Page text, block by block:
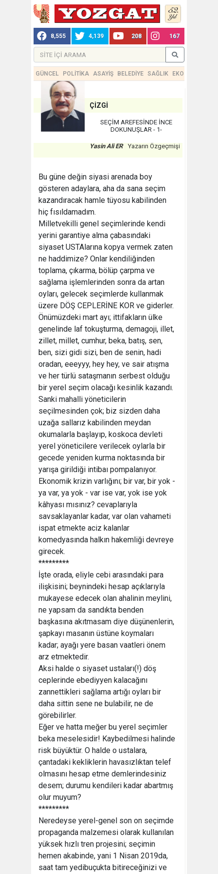
8,555 4,139 208 167
GÜNCEL POLİTİKA ASAYİŞ BELEDİYE SAĞLIK EKONOMİ
ÇİZGİ
SEÇİM AREFESİNDE İNCE
DOKUNUŞLAR - 1-
Yasin Ali ER Yazarın Özgeçmişi
Bu güne değin siyasi arenada boy
gösteren adaylara, aha da sana seçim
kazandıracak hamle tüyosu kabilinden
hiç fısıldamadım.
Milletvekilli genel seçimlerinde kendi
yerini garantiye alma çabasındaki
siyaset USTAlarına kopya vermek zaten
ne haddimize? Onlar kendiliğinden
toplama, çıkarma, bölüp çarpma ve
sağlama işlemlerinden sonra da artan
oyları, gelecek seçimlerde kullanmak
üzere DÖŞ CEPLERİNE KOR ve giderler.
Önümüzdeki mart ayı; ittifakların ülke
genelinde laf tokuşturma, demagoji, illet,
zillet, millet, cumhur, beka, batış, sen,
ben, sizi gidi sizi, ben de senin, hadi
oradan, eeeyyy, hey hey, ve sair atışma
ve her türlü sataşmanın serbest olduğu
bir yerel seçim olacağı kesinlik kazandı.
Sanki mahalli yöneticilerin
seçilmesinden çok; biz sizden daha
uzağa sallarız kabilinden meydan
okumalarla başlayıp, koskoca devleti
yerel yöneticilere verilecek oylarla bir
gecede yeniden kurma noktasında bir
yarışa girildiği intibaı pompalanıyor.
Ekonomik krizin varlığını; bir var, bir yok -
ya var, ya yok - var ise var, yok ise yok
kâhyası mısınız? cevaplarıyla
savsaklayanlar kadar, var olan vahameti
ispat etmekte aciz kalanlar
komedyasında halkın hakemliği devreye
girecek.
*********
İşte orada, eliyle cebi arasındaki para
ilişkisini; beynindeki hesap açıklarıyla
mukayese edecek olan ahalinin meylini,
ne yapsam da sandıkta benden
başkasına akıtmasam diye düşünenlerin,
şapkayı masanın üstüne koymaları
kadar; ayağı yere basan vaatleri önem
arz etmektedir.
Aksi halde o siyaset ustaları(!) döş
ceplerinde ebediyyen kalacağını
zannettikleri sağlama artığı oyları bir
daha sittin sene ne bulabilir, ne de
görebilirler.
Eğer ve hatta meğer bu yerel seçimler
beka meselesidir! Kaybedilmesi halinde
risk büyüktür. O halde o ustalara,
çantadaki kekliklerin havasızlıktan telef
olmasını hesap etme demlerindesiniz
desem; durumu kendileri kadar abartmış
olur muyum?
*********
Neredeyse yerel-genel son on seçimde
propaganda malzemesi olarak kullanılan
yüksek hızlı tren projesini; seçimin
hemen akabinde, yani 1 Nisan 2019da,
saat tam yedibuçukta bitireceğinizi ve